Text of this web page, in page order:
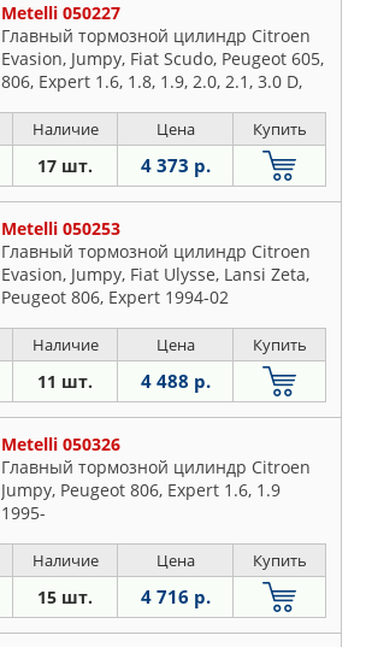
Metelli 050227
Главный тормозной цилиндр Citroen
Evasion, Jumpy, Fiat Scudo, Peugeot 605,
806, Expert 1.6, 1.8, 1.9, 2.0, 2.1, 3.0 D,
Наличие Цена Купить
17 шт. 4 373 р.
Metelli 050253
Главный тормозной цилиндр Citroen
Evasion, Jumpy, Fiat Ulysse, Lansi Zeta,
Peugeot 806, Expert 1994-02
Наличие Цена Купить
11 шт. 4 488 р.
Metelli 050326
Главный тормозной цилиндр Citroen
Jumpy, Peugeot 806, Expert 1.6, 1.9
1995-
Наличие Цена Купить
15 шт. 4 716 р.